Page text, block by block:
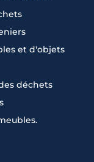
et d'objets
déchets